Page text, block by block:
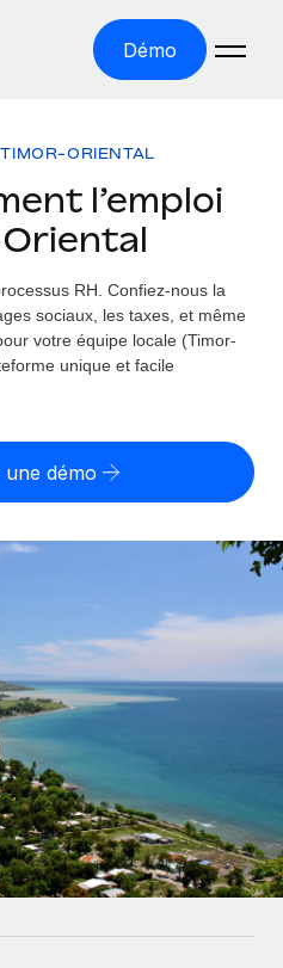
Démo
et en toute conformité
sans frais liés aux
complexes liées à l’emploi
de travail en toute simplicité
pour votre équipe
l’emploi à l’international,
Unis (par État)
travers les différents États des
pour les RH et la
croissance
avec des solutions RH sur
les grandes entreprises
de requalification de
employés
des freelances
et les vitesses de
internationaux
TIMOR-ORIENTAL
l’emploi
RH. Confiez-nous la
sociaux, les taxes, et même
votre équipe locale (Timor-
unique et facile
une démo